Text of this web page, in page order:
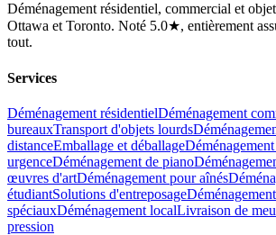
Déménagement résidentiel, commercial et
Ottawa et Toronto. Noté 5.0★, entièrement
tout.
Services
Déménagement résidentielDéménagement
bureauxTransport d'objets lourds
distanceEmballage et déballage
urgenceDéménagement de piano
œuvres d'artDéménagement pour aînés
étudiantSolutions d'entreposage
spéciauxDéménagement localLivraison de
pression